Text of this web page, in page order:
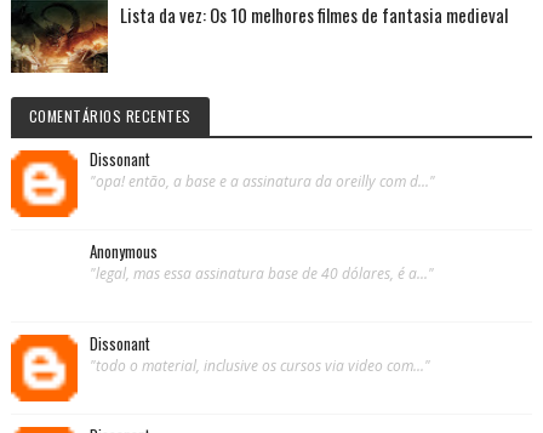
Lista da vez: Os 10 melhores filmes de fantasia medieval
COMENTÁRIOS RECENTES
Dissonant
"opa! então, a base e a assinatura da oreilly com d..."
Anonymous
"legal, mas essa assinatura base de 40 dólares, é a..."
Dissonant
"todo o material, inclusive os cursos via video com..."